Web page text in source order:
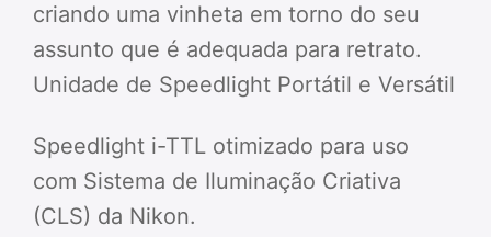
criando uma vinheta em torno do seu
assunto que é adequada para retrato.
Unidade de Speedlight Portátil e Versátil
Speedlight i-TTL otimizado para uso
com Sistema de Iluminação Criativa
(CLS) da Nikon.